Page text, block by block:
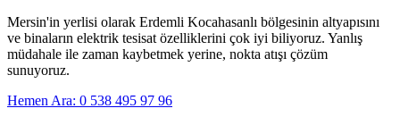
Mersin'in yerlisi olarak Erdemli Kocahasanlı bölgesinin altyapısını
ve binaların elektrik tesisat özelliklerini çok iyi biliyoruz. Yanlış
müdahale ile zaman kaybetmek yerine, nokta atışı çözüm
sunuyoruz.
Hemen Ara: 0 538 495 97 96